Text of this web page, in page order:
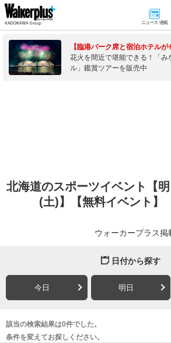
ニュース･連載
【臨港パーク席と宿泊ホテルが
花火を間近で堪能できる！「
ル」鑑賞ツアーを販売中
北海道のスポーツイベント【
(土)】【無料イベント】
ウォーカープラス
日付から探す
今日 明日
該当の検索結果は0件でした。
条件を変えてお探しください。